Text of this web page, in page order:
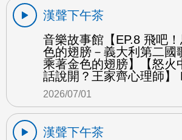
漢聲下午茶
音樂故事館【EP.8 飛吧
色的翅膀－義大利第二國
乘著金色的翅膀】【怒火
話說開？王家齊心理師】
2026/07/01
漢聲下午茶